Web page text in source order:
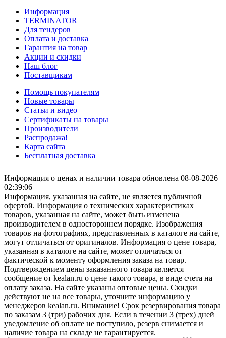
Информация
TERMINATOR
Для тендеров
Оплата и доставка
Гарантия на товар
Акции и скидки
Наш блог
Поставщикам
Помощь покупателям
Новые товары
Статьи и видео
Сертификаты на товары
Производители
Распродажа!
Карта сайта
Бесплатная доставка
Информация о ценах и наличии товара обновлена 08-08-2026
02:39:06
Информация, указанная на сайте, не является публичной
офертой. Информация о технических характеристиках
товаров, указанная на сайте, может быть изменена
производителем в одностороннем порядке. Изображения
товаров на фотографиях, представленных в каталоге на сайте,
могут отличаться от оригиналов. Информация о цене товара,
указанная в каталоге на сайте, может отличаться от
фактической к моменту оформления заказа на товар.
Подтверждением цены заказанного товара является
сообщение от kealan.ru о цене такого товара, в виде счета на
оплату заказа. На сайте указаны оптовые цены. Скидки
действуют не на все товары, уточните информацию у
менеджеров kealan.ru. Внимание! Срок резервирования товара
по заказам 3 (три) рабочих дня. Если в течении 3 (трех) дней
уведомление об оплате не поступило, резерв снимается и
наличие товара на складе не гарантируется.